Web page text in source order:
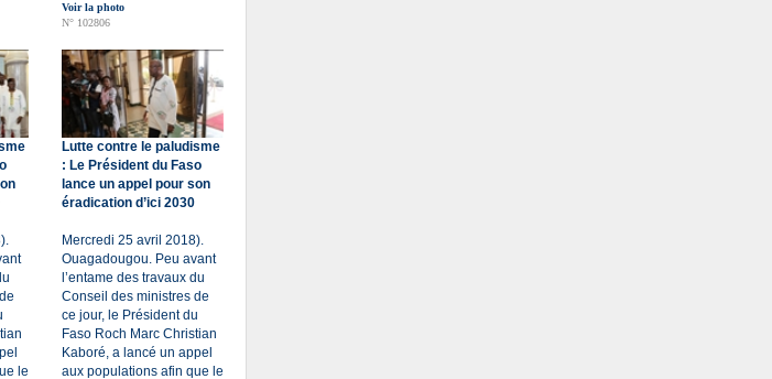
Voir la photo
N° 102806
le
Lutte contre le paludisme
: Le Président du Faso
lance un appel pour son
éradication d’ici 2030
Mercredi 25 avril 2018).
Ouagadougou. Peu avant
l’entame des travaux du
Conseil des ministres de
ce jour, le Président du
Faso Roch Marc Christian
Kaboré, a lancé un appel
aux populations afin que le